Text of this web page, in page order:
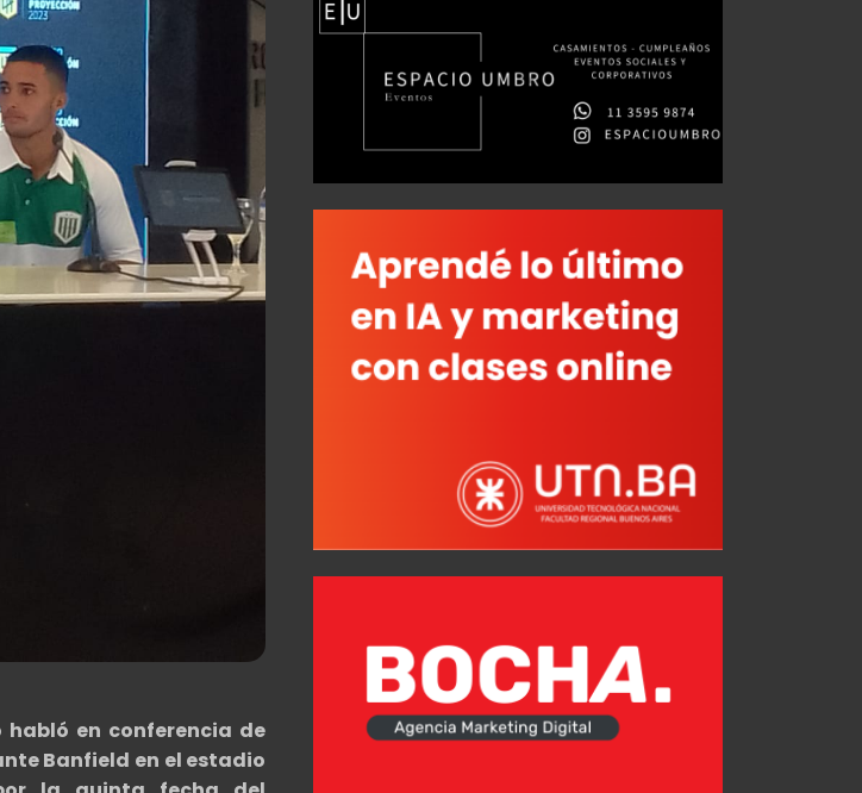
habló en conferencia de
Banfield en el estadio